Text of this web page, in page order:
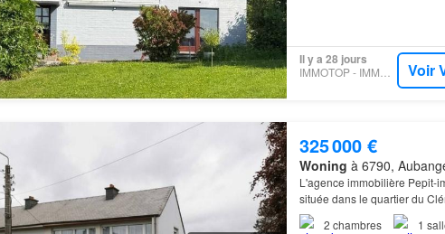
Il y a 28 jours
IMMOTOP - IMMODOYEN Voir
325 000 €
Woning à 6790,
L'agence immobilière Pepit-
située dans le quartier du
2 chambres 1